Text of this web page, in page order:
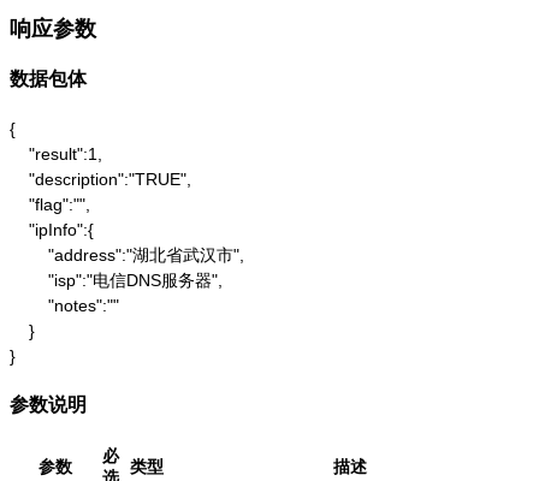
响应参数
数据包体
{
    "result":1,
    "description":"TRUE",
    "flag":"",
    "ipInfo":{
        "address":"湖北省武汉市",
        "isp":"电信DNS服务器",
        "notes":""
    }
}
参数说明
参数
必
类型 描述